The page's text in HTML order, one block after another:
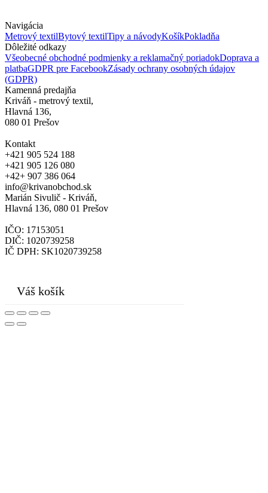
Navigácia
Metrový textilBytový textilTipy a návodyKošíkPokladňa
Dôležité odkazy
Všeobecné obchodné podmienky a reklamačný poriadokDoprava a
platbaGDPR pre FacebookZásady ochrany osobných údajov
(GDPR)
Kamenná predajňa
Kriváň - metrový textil,
Hlavná 136,
080 01 Prešov
Kontakt
+421 905 524 188
+421 905 126 080
+42+ 907 386 064
info@krivanobchod.sk
Marián Sivulič - Kriváň,
Hlavná 136, 080 01 Prešov
IČO: 17153051
DIČ: 1020739258
IČ DPH: SK1020739258
Váš košík